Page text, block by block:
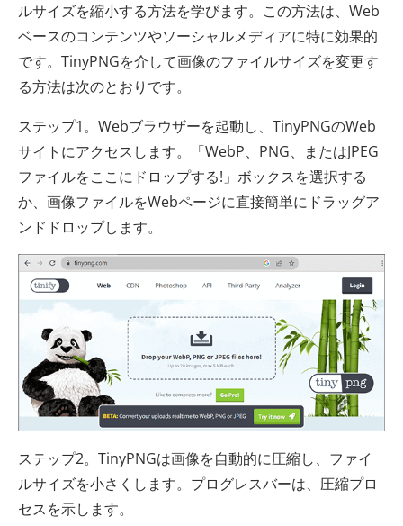
ルサイズを縮小する方法を学びます。この方法は、Web
ベースのコンテンツやソーシャルメディアに特に効果的
です。TinyPNGを介して画像のファイルサイズを変更す
る方法は次のとおりです。
ステップ1。Webブラウザーを起動し、TinyPNGのWeb
サイトにアクセスします。「WebP、PNG、またはJPEG
ファイルをここにドロップする!」ボックスを選択する
か、画像ファイルをWebページに直接簡単にドラッグア
ンドドロップします。
ステップ2。TinyPNGは画像を自動的に圧縮し、ファイ
ルサイズを小さくします。プログレスバーは、圧縮プロ
セスを示します。